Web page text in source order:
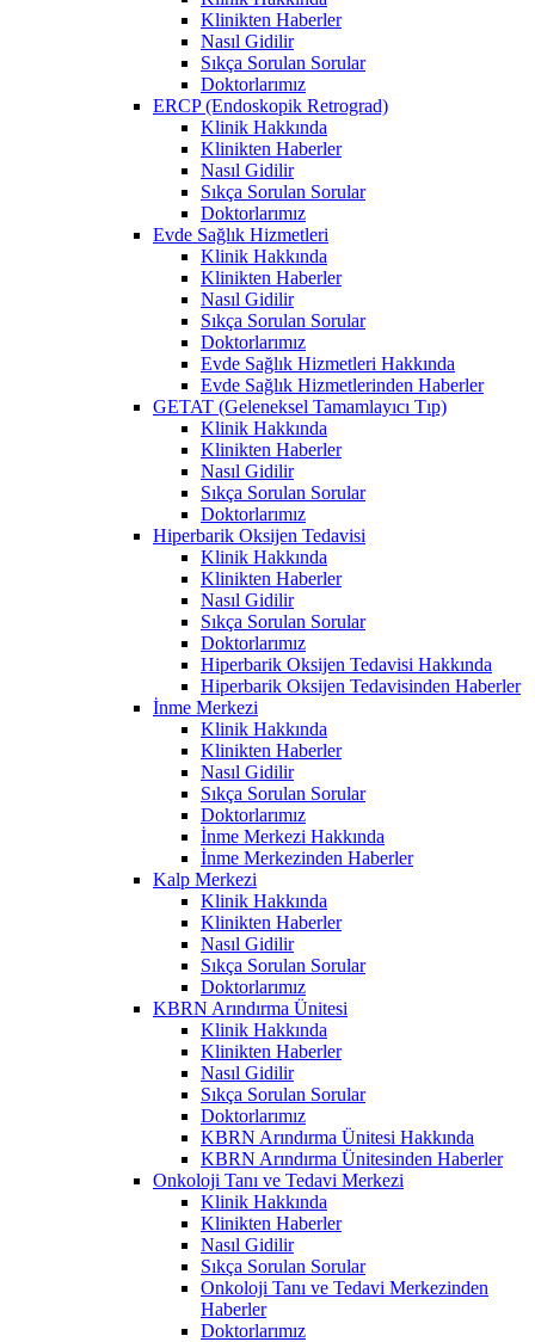
Klinikten Haberler
Nasıl Gidilir
Sıkça Sorulan Sorular
Doktorlarımız
ERCP (Endoskopik Retrograd)
Klinik Hakkında
Klinikten Haberler
Nasıl Gidilir
Sıkça Sorulan Sorular
Doktorlarımız
Evde Sağlık Hizmetleri
Klinik Hakkında
Klinikten Haberler
Nasıl Gidilir
Sıkça Sorulan Sorular
Doktorlarımız
Evde Sağlık Hizmetleri Hakkında
Evde Sağlık Hizmetlerinden Haberler
GETAT (Geleneksel Tamamlayıcı Tıp)
Klinik Hakkında
Klinikten Haberler
Nasıl Gidilir
Sıkça Sorulan Sorular
Doktorlarımız
Hiperbarik Oksijen Tedavisi
Klinik Hakkında
Klinikten Haberler
Nasıl Gidilir
Sıkça Sorulan Sorular
Doktorlarımız
Hiperbarik Oksijen Tedavisi Hakkında
Hiperbarik Oksijen Tedavisinden Haberler
İnme Merkezi
Klinik Hakkında
Klinikten Haberler
Nasıl Gidilir
Sıkça Sorulan Sorular
Doktorlarımız
İnme Merkezi Hakkında
İnme Merkezinden Haberler
Kalp Merkezi
Klinik Hakkında
Klinikten Haberler
Nasıl Gidilir
Sıkça Sorulan Sorular
Doktorlarımız
KBRN Arındırma Ünitesi
Klinik Hakkında
Klinikten Haberler
Nasıl Gidilir
Sıkça Sorulan Sorular
Doktorlarımız
KBRN Arındırma Ünitesi Hakkında
KBRN Arındırma Ünitesinden Haberler
Onkoloji Tanı ve Tedavi Merkezi
Klinik Hakkında
Klinikten Haberler
Nasıl Gidilir
Sıkça Sorulan Sorular
Onkoloji Tanı ve Tedavi Merkezinden
Haberler
Doktorlarımız